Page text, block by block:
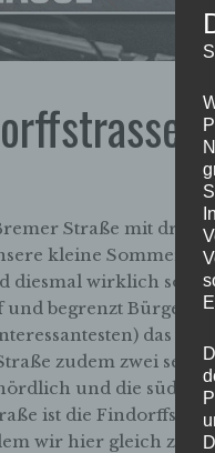
Straße mit drei
kleine
diesmal wirklich so
begrenzt
das
zudem zwei
und die
ist die
wir hier gleich zwei